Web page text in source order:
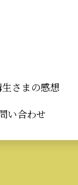
さまの感想
い合わせ
さまの感想
い合わせ